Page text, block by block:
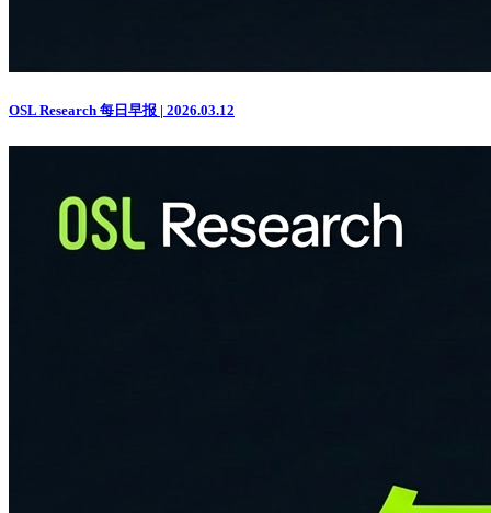
OSL Research 每日早报 | 2026.03.12